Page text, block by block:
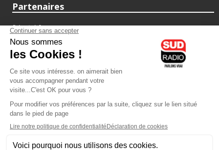
Partenaires
fiducial.fr
lyoncapitale.fr
olympique-et-lyonnais.com
L'application Iphone / Android
Téléchargez l'application
Les cookies
Gestion des cookies